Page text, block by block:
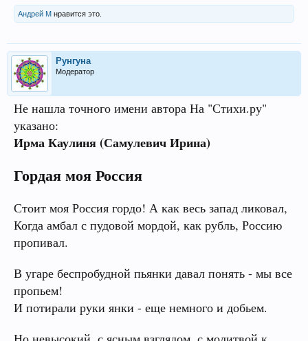
Андрей М нравится это.
Рунгуна
Модератор
Не нашла точного имени автора На "Стихи.ру"
указано:
Ирма Каулиня (Самулевич Ирина)
Гордая моя Россия
Стоит моя Россия гордо! А как весь запад ликовал,
Когда амбал с пудовой мордой, как рубль, Россию
пропивал.
В угаре беспробудной пьянки давал понять - мы все
пропьем!
И потирали руки янки - еще немного и добьем.